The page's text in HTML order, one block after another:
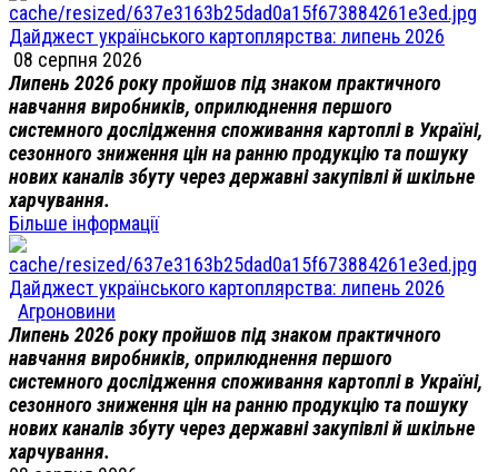
Дайджест українського картоплярства: липень 2026
08 серпня 2026
Липень 2026 року пройшов під знаком практичного
навчання виробників, оприлюднення першого
системного дослідження споживання картоплі в Україні,
сезонного зниження цін на ранню продукцію та пошуку
нових каналів збуту через державні закупівлі й шкільне
харчування.
Більше інформації
Дайджест українського картоплярства: липень 2026
Агроновини
Липень 2026 року пройшов під знаком практичного
навчання виробників, оприлюднення першого
системного дослідження споживання картоплі в Україні,
сезонного зниження цін на ранню продукцію та пошуку
нових каналів збуту через державні закупівлі й шкільне
харчування.